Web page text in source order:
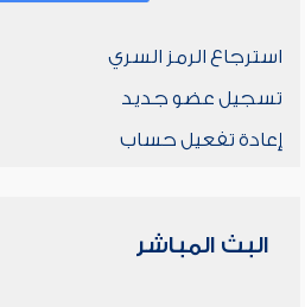
استرجاع الرمز السري
تسجيل عضو جديد
إعادة تفعيل حساب
البث المباشر